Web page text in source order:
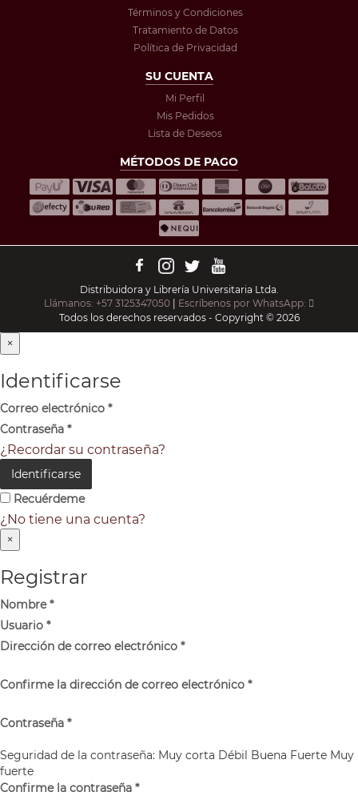
Términos y Condiciones
Tratamiento de Datos
Política de Privacidad
SU CUENTA
Mi Perfil
Mis Pedidos
Lista de Deseos
MÉTODOS DE PAGO
Distribuidora y Librería Universitaria Ltda.
Llámanos: +57 3125347050 | Escríbenos por WhatsApp:
Todos los derechos reservados - Copyright © 2026
×
Identificarse
Correo electrónico *
Contraseña *
¿Recordar su contraseña?
Identificarse
Recuérdeme
¿No tiene una cuenta?
×
Registrar
Nombre*
Usuario *
Dirección de correo electrónico *
Confirme la dirección de correo electrónico *
Contraseña *
Seguridad de la contraseña: Muy corta Débil Buena Fuerte Muy
fuerte
Confirme la contraseña *